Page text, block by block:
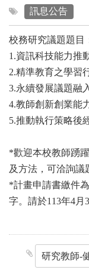
訊息公告
校務研究議題題目
1.資訊科技能力推
2.精準教育之學習
3.永續發展議題融
4.教師創新創業能
5.推動執行策略後
*歡迎本校教師踴
及方法，可洽詢議
*計畫申請書繳件
字。請於113年4月